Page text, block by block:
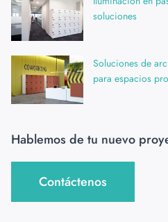
soluciones
Soluciones de
para espacios
Hablemos de tu nuevo
Contáctenos